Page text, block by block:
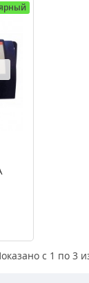
с 1 по 3